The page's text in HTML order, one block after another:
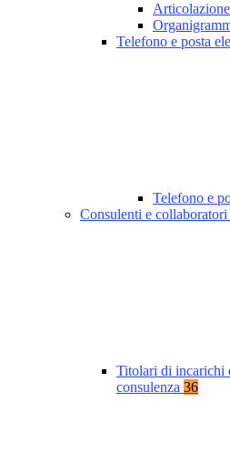
Telefono e posta
Telefono e
Consulenti e collaboratori
Titolari di incarichi
consulenza 36